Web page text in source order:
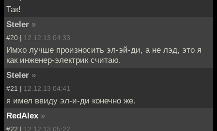
Так!
Steler »
#20 | 12.12.13 04:33
Имхо лучше произносить эл-эй-ди, а не лэд, это я
как инженер-электрик считаю.
Steler »
#21 | 12.12.13 04:41
я имел ввиду эл-и-ди конечно же.
RedAlex »
#22 | 12.12.13 05:22